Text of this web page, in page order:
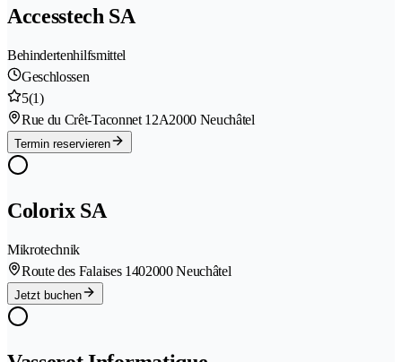
Accesstech SA
Behindertenhilfsmittel
Geschlossen
5(1)
Rue du Crêt-Taconnet 12A2000 Neuchâtel
Termin reservieren
Colorix SA
Mikrotechnik
Route des Falaises 1402000 Neuchâtel
Jetzt buchen